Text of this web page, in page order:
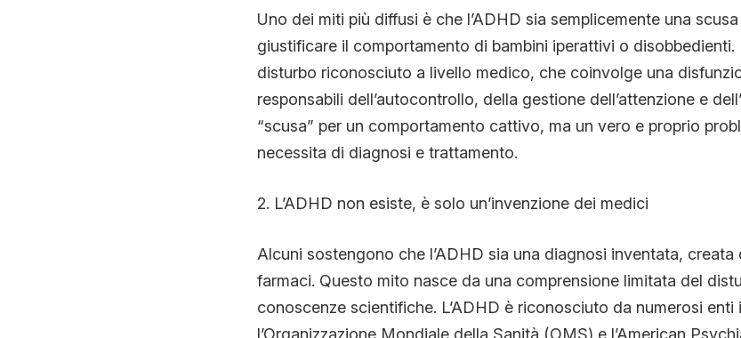
Uno dei miti più diffusi è che l’ADHD sia semplicemente una
giustificare il comportamento di bambini iperattivi o disobbedienti.
disturbo riconosciuto a livello medico, che coinvolge una
responsabili dell’autocontrollo, della gestione dell’attenzione e
“scusa” per un comportamento cattivo, ma un vero e proprio
necessita di diagnosi e trattamento.
2. L’ADHD non esiste, è solo un’invenzione dei medici
Alcuni sostengono che l’ADHD sia una diagnosi inventata,
farmaci. Questo mito nasce da una comprensione limitata del
conoscenze scientifiche. L’ADHD è riconosciuto da numerosi enti